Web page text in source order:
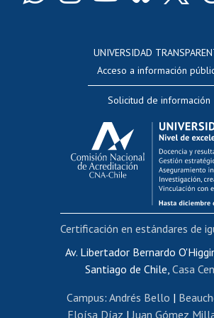
Evaluación docente
Calificación académica
Postulación al AUCAI
Funcionarias/os
Cursos internos de
Bienestar del personal
Portal de movilidad
Certificado de renta
Certificado de renta
Editar páginas blancas
UNIVERSIDAD
Acceso a información
Solicitud de información
Av. Libertador Bernardo
Santiago de Chile, Casa
Campus: Andrés Bello |
Eloísa Díaz | Juan Gómez
Certificación en estándares de